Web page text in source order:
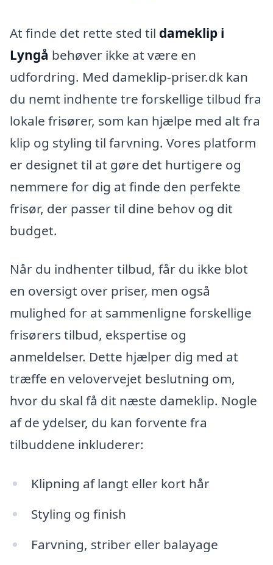
At finde det rette sted til dameklip i
Lyngå behøver ikke at være en
udfordring. Med dameklip-priser.dk kan
du nemt indhente tre forskellige tilbud fra
lokale frisører, som kan hjælpe med alt fra
klip og styling til farvning. Vores platform
er designet til at gøre det hurtigere og
nemmere for dig at finde den perfekte
frisør, der passer til dine behov og dit
budget.
Når du indhenter tilbud, får du ikke blot
en oversigt over priser, men også
mulighed for at sammenligne forskellige
frisørers tilbud, ekspertise og
anmeldelser. Dette hjælper dig med at
træffe en velovervejet beslutning om,
hvor du skal få dit næste dameklip. Nogle
af de ydelser, du kan forvente fra
tilbuddene inkluderer:
Klipning af langt eller kort hår
Styling og finish
Farvning, striber eller balayage